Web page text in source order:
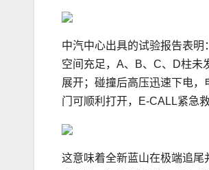
中汽中心出具的试验报告表
空间充足，A、B、C、D柱未
展开；碰撞后高压迅速下电
门可顺利打开，E-CALL紧急
这意味着全新蓝山在极端追